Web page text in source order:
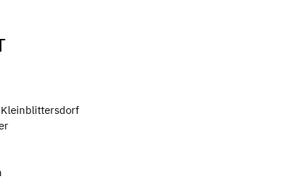
Kleinblittersdorf